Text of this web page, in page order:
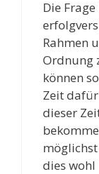
Die
Rahmen
Ordnung
können
Zeit
dieser
dies wohl